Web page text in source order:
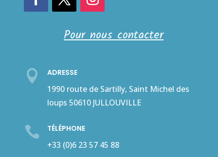
Pour nous contacter
 ADRESSE
1990 route de Sartilly, Saint Michel des
loups 50610 JULLOUVILLE
 TÉLÉPHONE
+33 (0)6 23 57 45 88